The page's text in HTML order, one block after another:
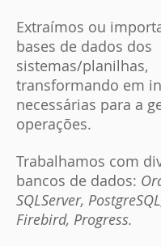
Extraímos ou
bases de dados dos
sistemas/planilhas,
transformando em
necessárias para a
operações.
Trabalhamos com
bancos de dados:
SQLServer,
Firebird, Progress.